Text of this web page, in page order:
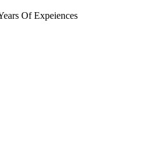
Of Expeiences